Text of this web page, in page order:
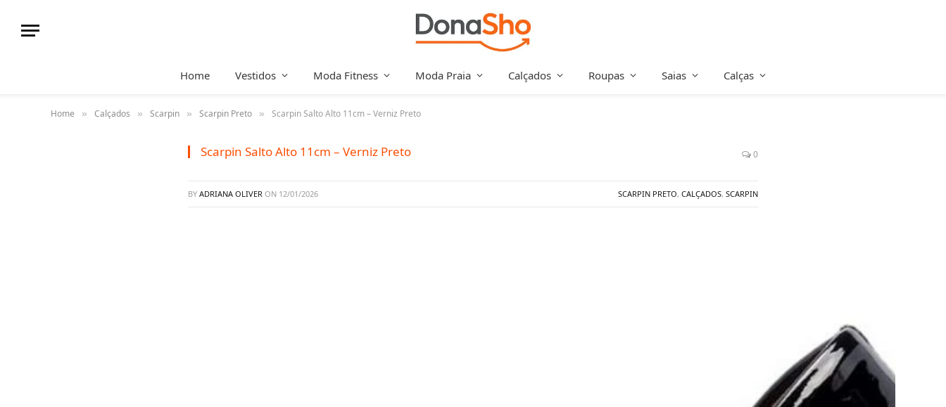
Home Vestidos Moda Fitness Moda Praia Calçados Roupas Saias Calças
Home » Calçados » Scarpin » Scarpin Preto » Scarpin Salto Alto 11cm – Verniz Preto
Scarpin Salto Alto 11cm – Verniz Preto 0
BY ADRIANA OLIVER ON 12/01/2026 SCARPIN PRETO, CALÇADOS, SCARPIN